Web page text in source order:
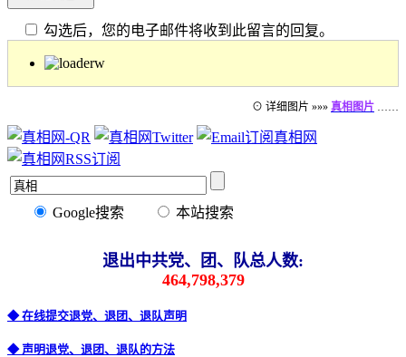
勾选后，您的电子邮件将收到此留言的回复。
⊙ 详细图片 »»» 真相图片 ……
Google搜索 本站搜索
退出中共党、团、队总人数:
464,798,379
◆ 在线提交退党、退团、退队声明
◆ 声明退党、退团、退队的方法